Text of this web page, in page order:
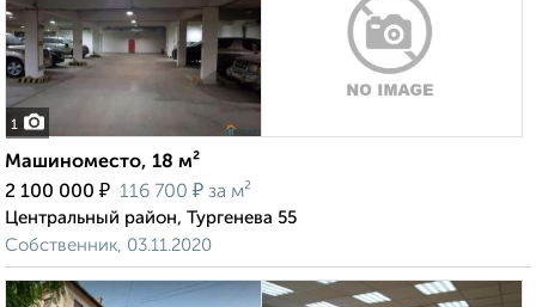
1
Машиноместо, 18 м²
2 100 000 ₽ 116 700 ₽ за м²
Центральный район, Тургенева 55
Собственник, 03.11.2020